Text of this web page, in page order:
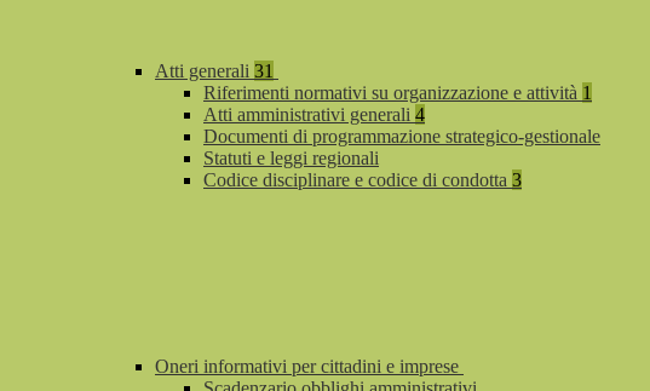
Atti generali 31
Riferimenti normativi su organizzazione e attività 1
Atti amministrativi generali 4
Documenti di programmazione strategico-gestionale
Statuti e leggi regionali
Codice disciplinare e codice di condotta 3
Oneri informativi per cittadini e imprese